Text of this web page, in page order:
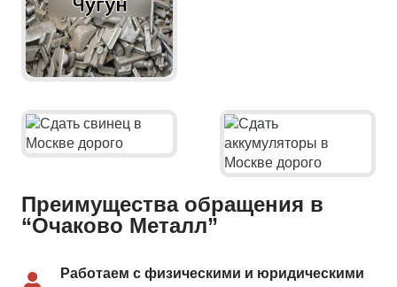
Преимущества обращения в
“Очаково Металл”
Работаем с физическими и юридическими